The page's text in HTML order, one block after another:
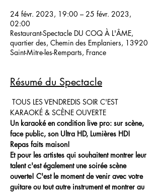
24 févr. 2023, 19:00 – 25 févr. 2023,
02:00
Restaurant-Spectacle DU COQ À L'ÂME,
quartier des, Chemin des Emplaniers, 13920
Saint-Mitre-les-Remparts, France
Résumé du Spectacle
TOUS LES VENDREDIS SOIR C'EST
KARAOKÉ & SCÈNE OUVERTE
Un karaoké en condition live pro: sur scène,
face public, son Ultra HD, Lumières HD!
Repas faits maison!
Et pour les artistes qui souhaitent montrer leur
talent c'est également une soirée scène
ouverte! C'est le moment de venir avec votre
guitare ou tout autre instrument et montrer au